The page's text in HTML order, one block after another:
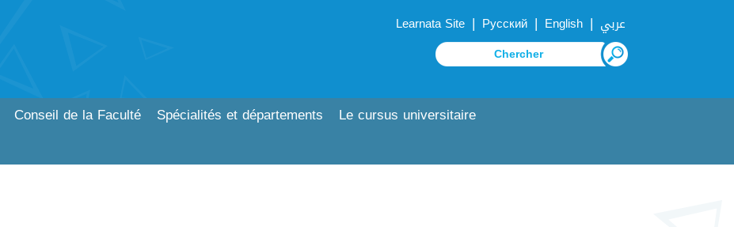
Learnata Site | Русский | English | عربي
Conseil de la Faculté Spécialités et départements
Le cursus universitaire